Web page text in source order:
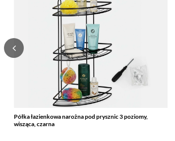
Półka łazienkowa narożna pod prysznic 3 poziomy,
wisząca, czarna